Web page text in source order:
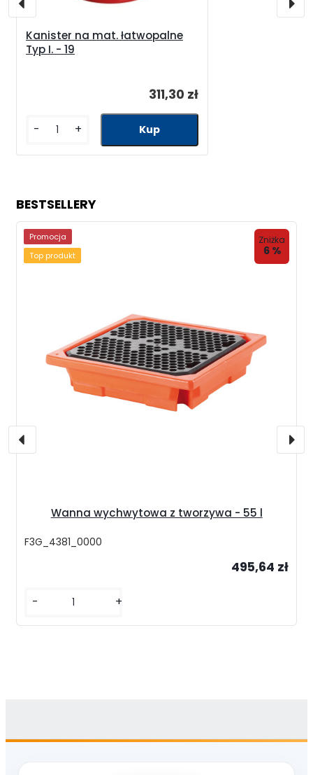
Kanister na mat. łatwopalne
Typ I. - 19
311,30 zł
- +
BESTSELLERY
Wanna wychwytowa z tworzywa - 55 l
F3G_4381_0000
495,64 zł
- +
Promocja
Top produkt
Zniżka
6 %